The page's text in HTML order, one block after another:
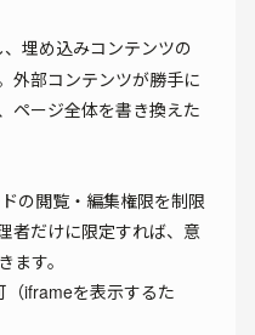
埋め込みコンテンツの
外部コンテンツが勝手に
ページ全体を書き換えた
の閲覧・編集権限を制限
者だけに限定すれば、意
す。
（iframeを表示するた